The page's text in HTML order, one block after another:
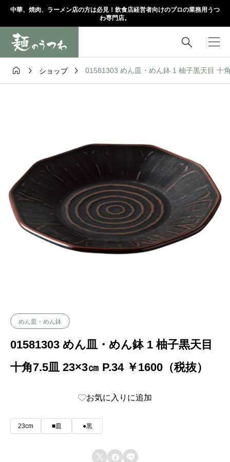
中華、焼肉、ラーメン店の方は必見！飲食店経営者向けのプロの業務用うつ
わ専門店。

  ショップ  01581303 めん皿・めん鉢 1 柚子黒天目 十
めん皿・めん鉢
01581303 めん皿・めん鉢 1 柚子黒天目
十角7.5皿 23×3㎝ P.34 ￥1600（税抜）
お気に入りに追加
23cm ■皿 ●黒
  